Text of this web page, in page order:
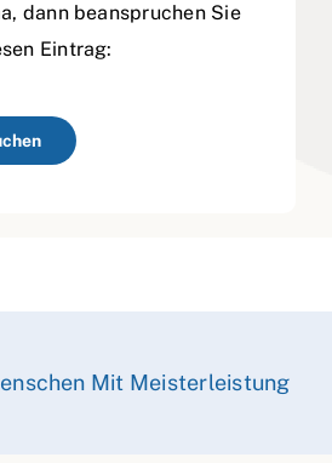
dann beanspruchen Sie
Eintrag:
Mit Meisterleistung